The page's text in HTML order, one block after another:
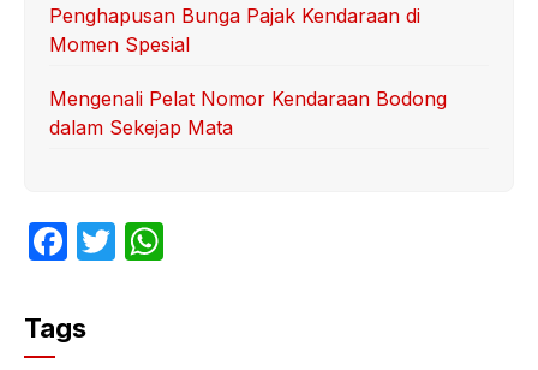
Penghapusan Bunga Pajak Kendaraan di
Momen Spesial
Mengenali Pelat Nomor Kendaraan Bodong
dalam Sekejap Mata
F
c
e
T
Tags